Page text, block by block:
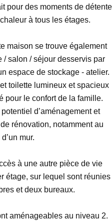
pour des moments de détente
à tous les étages.
maison se trouve également
/ salon / séjour desservis par
espace de stockage - atelier.
toilette lumineux et spacieux
pour le confort de la famille.
d’aménagement et
rénovation, notamment au
mur.
à une autre pièce de vie
étage, sur lequel sont réunies
et deux bureaux.
aménageables au niveau 2.